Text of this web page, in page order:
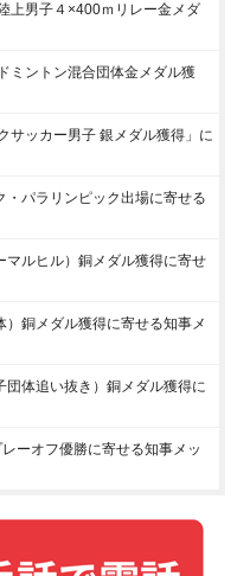
上男子４×400ｍリレー金メダ
ミントン混合団体金メダル獲
サッカー男子 銀メダル獲得」に
・パラリンピック出場に寄せる
マルヒル）銅メダル獲得に寄せ
銅メダル獲得に寄せる知事メ
体追い抜き）銅メダル獲得に
ーオフ優勝に寄せる知事メッ